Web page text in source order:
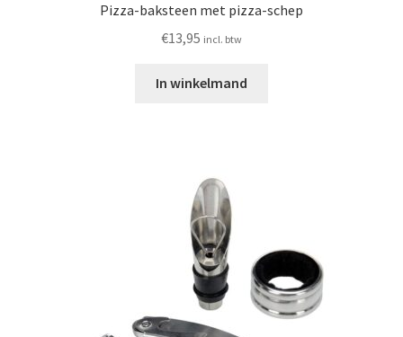
Pizza-baksteen met pizza-schep
€13,95 incl. btw
In winkelmand